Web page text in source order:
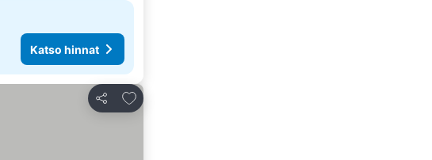
Katso hinnat
Jaa
Lisää suosikkeihin